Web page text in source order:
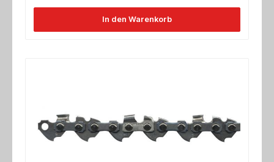
In den Warenkorb